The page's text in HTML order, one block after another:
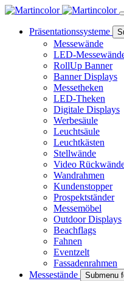
Präsentationssysteme
Messewände
LED-
RollUp Banner
Banner Displays
Messetheken
LED-Theken
Digitale Displays
Werbesäule
Leuchtsäule
Leuchtkästen
Stellwände
Video
Wandrahmen
Kundenstopper
Prospektständer
Messemöbel
Outdoor Displays
Beachflags
Fahnen
Eventzelt
Fassadenrahmen
Messestände
Submenu